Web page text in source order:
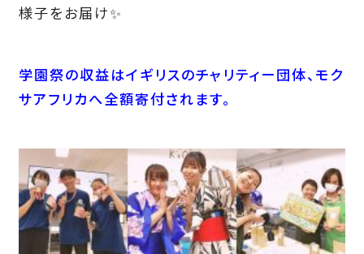
様子をお届け✨
学園祭の収益はイギリスのチャリティー団体、モク
サアフリカへ全額寄付されます。